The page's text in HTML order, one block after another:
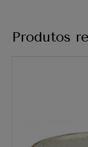
Produtos